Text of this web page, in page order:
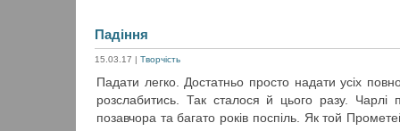
Падіння
15.03.17 | Творчість
Падати легко. Достатньо просто надати усіх
розслабитись. Так сталося й цього разу. Чарлі
позавчора та багато років поспіль. Як той